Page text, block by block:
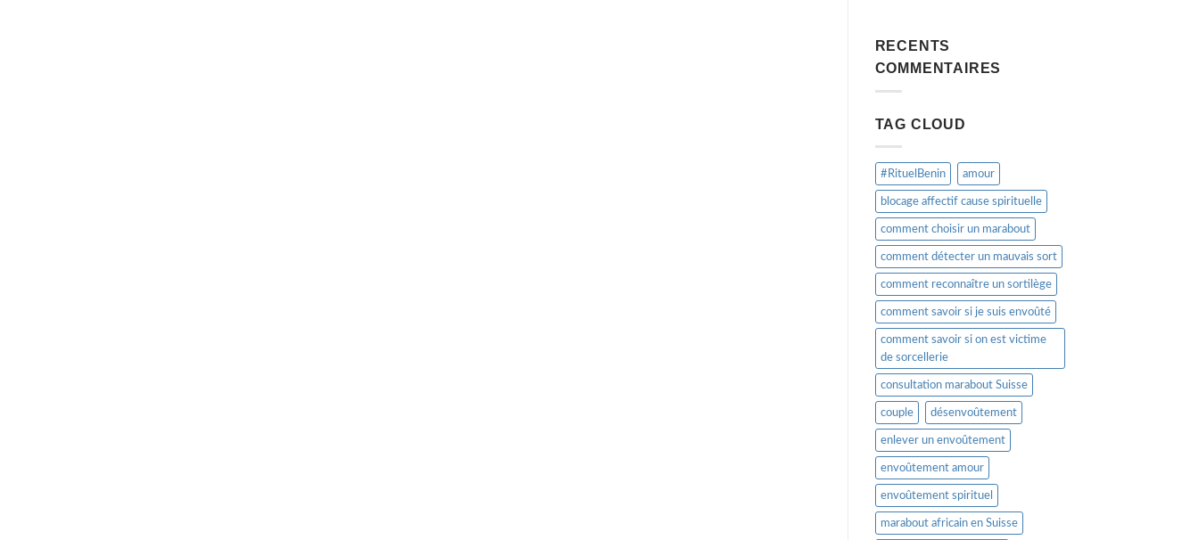
RECENTS
COMMENTAIRES
TAG CLOUD
#RituelBenin amour
blocage affectif cause spirituelle
comment choisir un marabout
comment détecter un mauvais sort
comment reconnaître un sortilège
comment savoir si je suis envoûté
comment savoir si on est victime
de sorcellerie
consultation marabout Suisse
couple désenvoûtement
enlever un envoûtement
envoûtement amour
envoûtement spirituel
marabout africain en Suisse